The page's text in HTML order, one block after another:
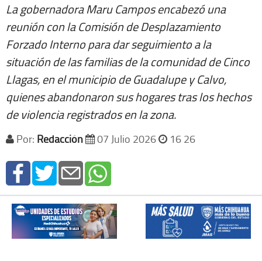
La gobernadora Maru Campos encabezó una
reunión con la Comisión de Desplazamiento
Forzado Interno para dar seguimiento a la
situación de las familias de la comunidad de Cinco
Llagas, en el municipio de Guadalupe y Calvo,
quienes abandonaron sus hogares tras los hechos
de violencia registrados en la zona.
Por: Redacción 07 Julio 2026 16 26